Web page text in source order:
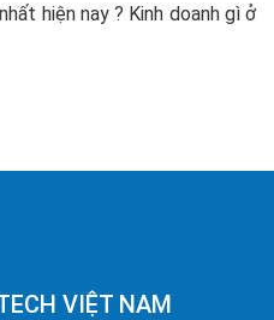
hiện nay ? Kinh doanh gì ở
VIỆT NAM